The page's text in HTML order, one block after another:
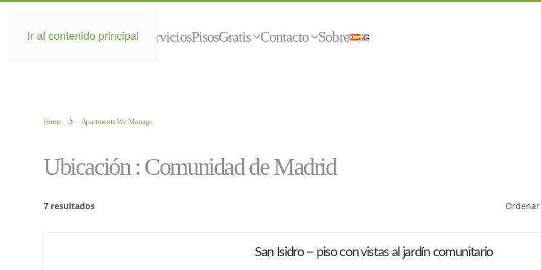
Ir al contenido principal
Inicio ServiciosPisosGratis Contacto Sobre
Home Apartments We Manage
Ubicación : Comunidad de Madrid
7 resultados
San Isidro – piso con vistas al jardín comunitario